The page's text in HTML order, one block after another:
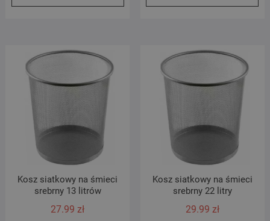
Kosz siatkowy na śmieci
srebrny 13 litrów
27.99zł
Kosz siatkowy na śmieci
srebrny 22 litry
29.99 zł